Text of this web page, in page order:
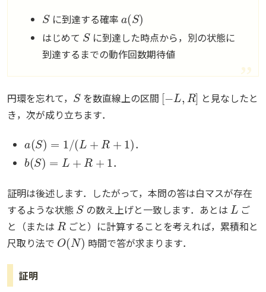
に到達する確率
( )
はじめて
S
に到達した時点から，別の状態に
到達するまでの動作回数期待値
円環を忘れて， を数直線上の区間
[
と見なしたと
き，次が成り立ちます．
( ) L+
．
b(S) +R +1
．
証明は後述します．したがって，本問の答は白マスが存在
するような状態
S
の数え上げと一致します．あとは
L
ご
と（または
R
ごと）に計算することを考えれば，累積和と
尺取り法で
O(N)
時間で答が求まります．
証明